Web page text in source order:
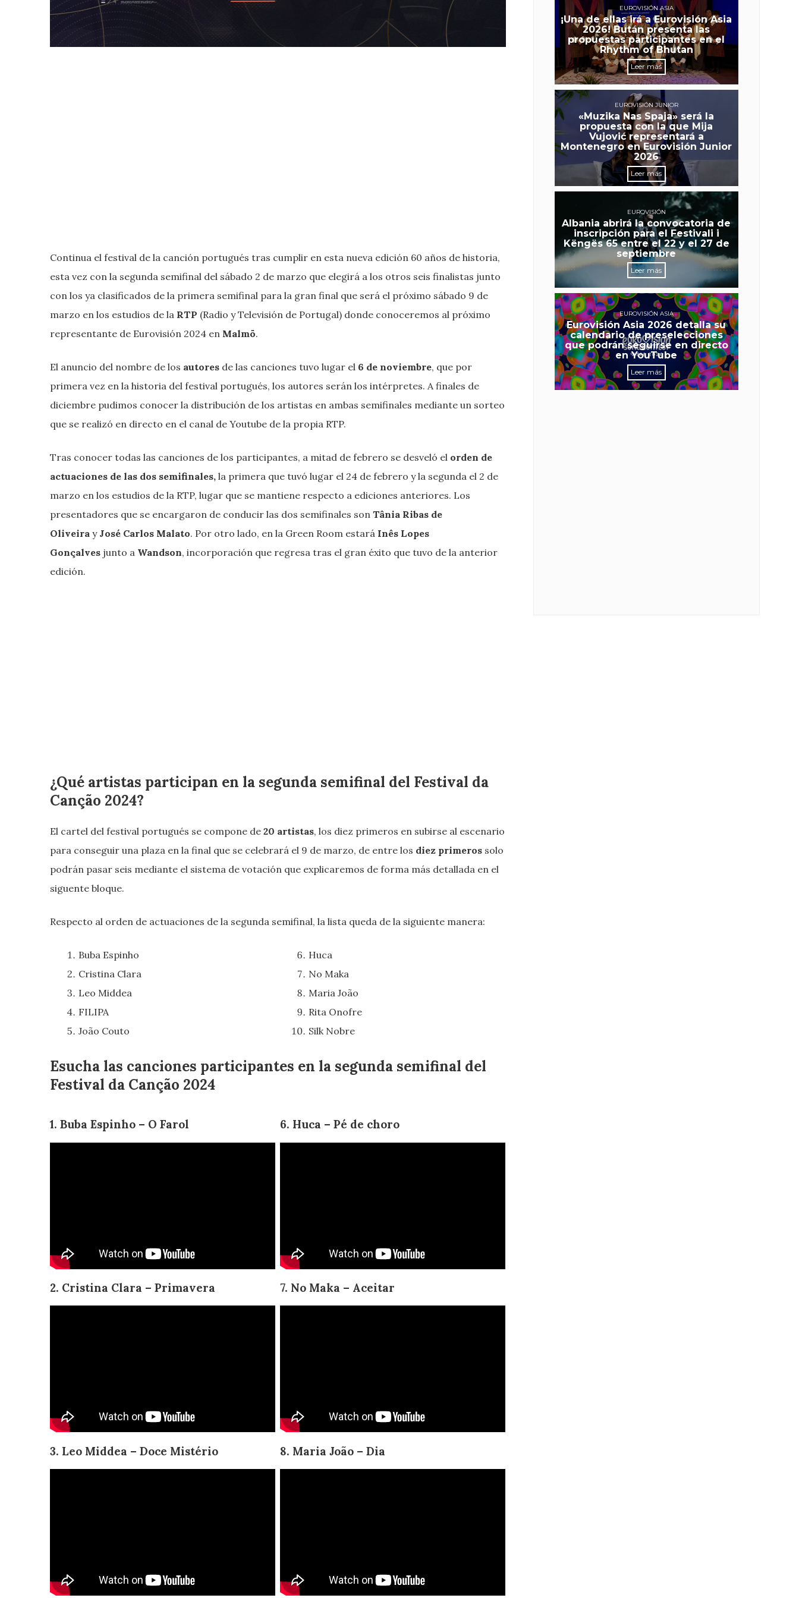
Continua el festival de la canción portugués tras cumplir en esta nueva edición 60 años de historia,
esta vez con la segunda semifinal del sábado 2 de marzo que elegirá a los otros seis finalistas junto
con los ya clasificados de la primera semifinal para la gran final que será el próximo sábado 9 de
marzo en los estudios de la RTP (Radio y Televisión de Portugal) donde conoceremos al próximo
representante de Eurovisión 2024 en Malmö.
El anuncio del nombre de los autores de las canciones tuvo lugar el 6 de noviembre, que por
primera vez en la historia del festival portugués, los autores serán los intérpretes. A finales de
diciembre pudimos conocer la distribución de los artistas en ambas semifinales mediante un sorteo
que se realizó en directo en el canal de Youtube de la propia RTP.
Tras conocer todas las canciones de los participantes, a mitad de febrero se desveló el orden de
actuaciones de las dos semifinales, la primera que tuvó lugar el 24 de febrero y la segunda el 2 de
marzo en los estudios de la RTP, lugar que se mantiene respecto a ediciones anteriores. Los
presentadores que se encargaron de conducir las dos semifinales son Tânia Ribas de
Oliveira y José Carlos Malato. Por otro lado, en la Green Room estará Inês Lopes
Gonçalves junto a Wandson, incorporación que regresa tras el gran éxito que tuvo de la anterior
edición.
¿Qué artistas participan en la segunda semifinal del Festival da
Canção 2024?
El cartel del festival portugués se compone de 20 artistas, los diez primeros en subirse al escenario
para conseguir una plaza en la final que se celebrará el 9 de marzo, de entre los diez primeros solo
podrán pasar seis mediante el sistema de votación que explicaremos de forma más detallada en el
siguente bloque.
Respecto al orden de actuaciones de la segunda semifinal, la lista queda de la siguiente manera:
Buba Espinho
Cristina Clara
Leo Middea
FILIPA
João Couto
Huca
No Maka
Maria João
Rita Onofre
Silk Nobre
Esucha las canciones participantes en la segunda semifinal del
Festival da Canção 2024
1. Buba Espinho – O Farol
2. Cristina Clara – Primavera
3. Leo Middea – Doce Mistério
6. Huca – Pé de choro
7. No Maka – Aceitar
8. Maria João – Dia
EUROVISIÓN ASIA
¡Una de ellas irá a Eurovisión Asia
2026! Bután presenta las
propuestas participantes en el
Rhythm of Bhutan
Leer más
EUROVISIÓN JUNIOR
«Muzika Nas Spaja» será la
propuesta con la que Mija
Vujović representará a
Montenegro en Eurovisión Junior
2026
Leer más
EUROVISIÓN
Albania abrirá la convocatoria de
inscripción para el Festivali i
Këngës 65 entre el 22 y el 27 de
septiembre
Leer más
EUROVISIÓN ASIA
Eurovisión Asia 2026 detalla su
calendario de preselecciones
que podrán seguirse en directo
en YouTube
Leer más